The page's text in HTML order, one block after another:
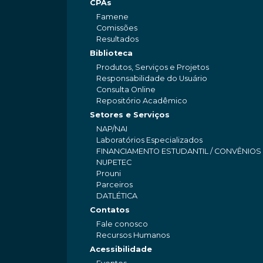
CPAs
Famene
Comissões
Resultados
Biblioteca
Produtos, Serviços e Projetos
Responsabilidade do Usuário
Consulta Online
Repositório Acadêmico
Setores e Serviços
NAP/NAI
Laboratórios Especializados
FINANCIAMENTO ESTUDANTIL / CONVÊNIOS
NUPETEC
Prouni
Parceiros
DATLÉTICA
Contatos
Fale conosco
Recursos Humanos
Acessibilidade